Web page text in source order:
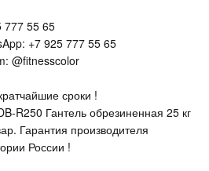
777 55 65
+7 925 777 55 65
@fitnesscolor
сроки !
R250 Гантель обрезиненная 25 кг
Гарантия производителя
России !